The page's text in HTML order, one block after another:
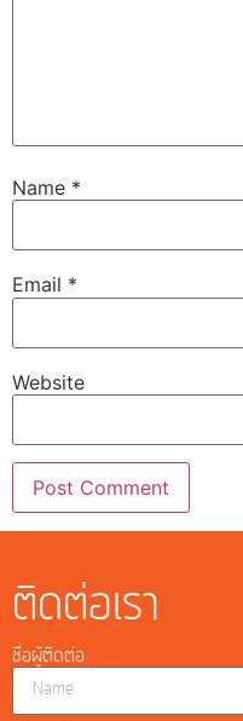
Name *
Email *
Website
ติดต่อเรา
ชื่อผู้ติดต่อ